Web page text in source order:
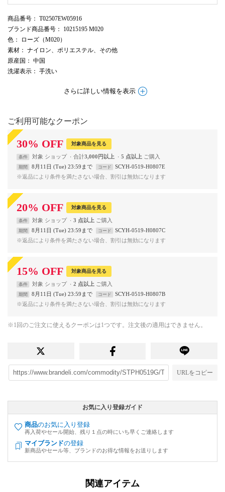
商品番号 ： T02507EW05916
ブランド商品番号 ： 10215195 M020
色 ： ローズ（M020）
素材 ： ナイロン、ポリエステル、その他
原産国 ： 中国
洗濯表示 ： 手洗い
さらに詳しい情報を表示
ご利用可能なクーポン
30% OFF 対象商品を見る
条件 対象 ショップ 合計3,000円以上 5 点以上
期間 8月11日 (Tue) 23:59まで コード
SCYH-0519-H0807E
※返品により条件を満たさない場合、割引は無効になります
20% OFF 対象商品を見る
条件 対象 ショップ 3 点以上
期間 8月11日 (Tue) 23:59まで コード
SCYH-0519-H0807C
※返品により条件を満たさない場合、割引は無効になります
15% OFF 対象商品を見る
条件 対象 ショップ 2 点以上
期間 8月11日 (Tue) 23:59まで コード
SCYH-0519-H0807B
※返品により条件を満たさない場合、割引は無効になります
※1回のご注文に使えるクーポンは1つです。注文後の適用はできません。
URLをコピー
お気に入り登録ガイド
商品のお気に入り登録
再入荷やセール開始、残り１点の時にいち早くご連絡します
マイブランドの登録
新商品やセール等、ブランドのお得な情報をお送りします
関連アイテム